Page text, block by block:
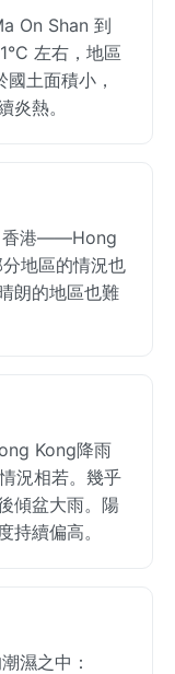
On Shan 到
左右，地區
土面積小，
炎熱。
香港——Hong
地區的情況也
朗的地區也難
Kong降雨
況相若。幾乎
傾盆大雨。陽
持續偏高。
濕之中：